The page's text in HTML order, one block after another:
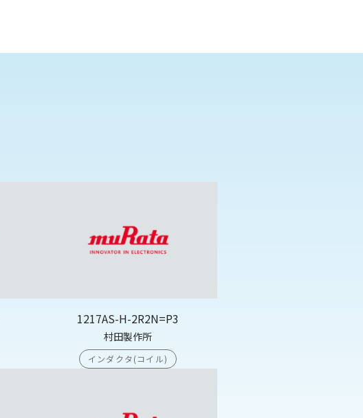
1217AS-H-2R2N=P3
村田製作所
インダクタ(コイル)